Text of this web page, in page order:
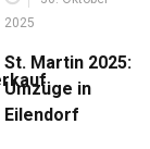
2025
St. Martin 2025:
Umzüge in
Eilendorf